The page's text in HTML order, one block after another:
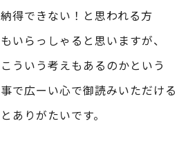
納得できない！と思われる方
もいらっしゃると思いますが、
こういう考えもあるのかという
事で広ーい心で御読みいただける
とありがたいです。